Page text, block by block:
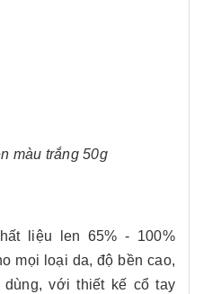
màu trắng 50g
liệu len 65% - 100%
mọi loại da, độ bền cao,
dùng, với thiết kế cổ tay